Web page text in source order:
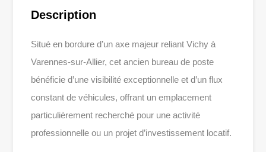
Description
Situé en bordure d’un axe majeur reliant Vichy à
Varennes-sur-Allier, cet ancien bureau de poste
bénéficie d’une visibilité exceptionnelle et d’un flux
constant de véhicules, offrant un emplacement
particulièrement recherché pour une activité
professionnelle ou un projet d’investissement locatif.